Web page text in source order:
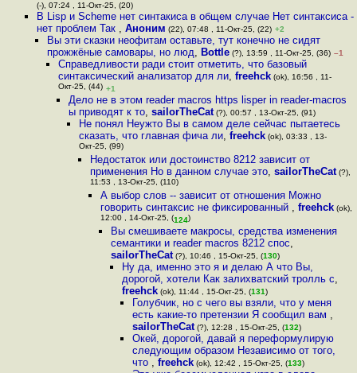
(-), 07:24 , 11-Окт-25, (20)
В Lisp и Sсheme нет синтакиса в общем случае Нет синтаксиса -
нет проблем Так , Аноним (22), 07:48 , 11-Окт-25, (22) +2
Вы эти сказки неофитам оставьте, тут конечно не сидят
прожжёные самовары, но люд, Bottle (?), 13:59 , 11-Окт-25, (36) –1
Справедливости ради стоит отметить, что базовый
синтаксический анализатор для ли, freehck(ok), 16:56 , 11-
Окт-25, (44) +1
Дело не в этом reader macros https lisper in reader-macros
ы приводят к то, sailorTheCat(?), 00:57 , 13-Окт-25, (91)
Не понял Неужто Вы в самом деле сейчас пытаетесь
сказать, что главная фича ли,freehck (ok), 03:33 , 13-
Окт-25, (99)
Недостаток или достоинство 8212 зависит от
применения Но в данном случае это, sailorTheCat(?),
11:53 , 13-Окт-25, (110)
А выбор слов -- зависит от отношения Можно
говорить синтаксис не фиксированный , freehck(ok),
12:00 , 14-Окт-25, (124)
Вы смешиваете макросы, средства изменения
семантики и reader macros 8212 спос,
sailorTheCat (?), 10:46 , 15-Окт-25, (130)
Ну да, именно это я и делаю А что Вы,
дорогой, хотели Как залихватский тролль с,
freehck(ok), 11:44 , 15-Окт-25, (131)
Голубчик, но с чего вы взяли, что у меня
есть какие-то претензии Я сообщил вам ,
sailorTheCat(?), 12:28 , 15-Окт-25, (132)
Окей, дорогой, давай я переформулирую
следующим образом Независимо от того,
что , freehck(ok), 12:42 , 15-Окт-25, (133)